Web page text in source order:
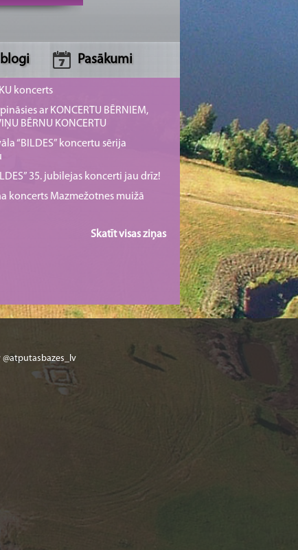
Pasākumi
koncerts
ar KONCERTU BĒRNIEM,
BĒRNU KONCERTU
“BILDES” koncertu sērija
35. jubilejas koncerti jau drīz!
koncerts Mazmežotnes muižā
Skatīt visas ziņas
@atputasbazes_lv